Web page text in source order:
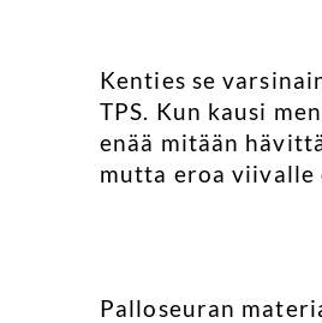
Kenties se
TPS. Kun kausi
enää mitään
mutta eroa viivalle
Palloseuran